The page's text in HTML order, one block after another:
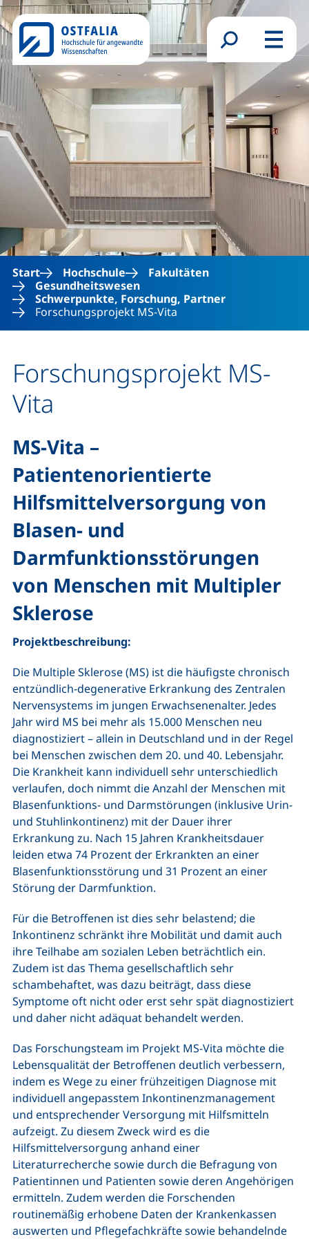
Direkt zum Inhalt
Suchformular
Menü
Start Hochschule
Fakultäten
Gesundheitswesen
Schwerpunkte, Forschung, Partner
Forschungsprojekt MS-Vita
Forschungsprojekt MS-
Vita
MS-Vita –
Patientenorientierte
Hilfsmittelversorgung von
Blasen- und
Darmfunktionsstörungen
von Menschen mit Multipler
Sklerose
Projektbeschreibung:
Die Multiple Sklerose (MS) ist die häufigste chronisch
entzündlich-degenerative Erkrankung des Zentralen
Nervensystems im jungen Erwachsenenalter. Jedes
Jahr wird MS bei mehr als 15.000 Menschen neu
diagnostiziert – allein in Deutschland und in der Regel
bei Menschen zwischen dem 20. und 40. Lebensjahr.
Die Krankheit kann individuell sehr unterschiedlich
verlaufen, doch nimmt die Anzahl der Menschen mit
Blasenfunktions- und Darmstörungen (inklusive Urin-
und Stuhlinkontinenz) mit der Dauer ihrer
Erkrankung zu. Nach 15 Jahren Krankheitsdauer
leiden etwa 74 Prozent der Erkrankten an einer
Blasenfunktionsstörung und 31 Prozent an einer
Störung der Darmfunktion.
Für die Betroffenen ist dies sehr belastend; die
Inkontinenz schränkt ihre Mobilität und damit auch
ihre Teilhabe am sozialen Leben beträchtlich ein.
Zudem ist das Thema gesellschaftlich sehr
schambehaftet, was dazu beiträgt, dass diese
Symptome oft nicht oder erst sehr spät diagnostiziert
und daher nicht adäquat behandelt werden.
Das Forschungsteam im Projekt MS-Vita möchte die
Lebensqualität der Betroffenen deutlich verbessern,
indem es Wege zu einer frühzeitigen Diagnose mit
individuell angepasstem Inkontinenzmanagement
und entsprechender Versorgung mit Hilfsmitteln
aufzeigt. Zu diesem Zweck wird es die
Hilfsmittelversorgung anhand einer
Literaturrecherche sowie durch die Befragung von
Patientinnen und Patienten sowie deren Angehörigen
ermitteln. Zudem werden die Forschenden
routinemäßig erhobene Daten der Krankenkassen
auswerten und Pflegefachkräfte sowie behandelnde